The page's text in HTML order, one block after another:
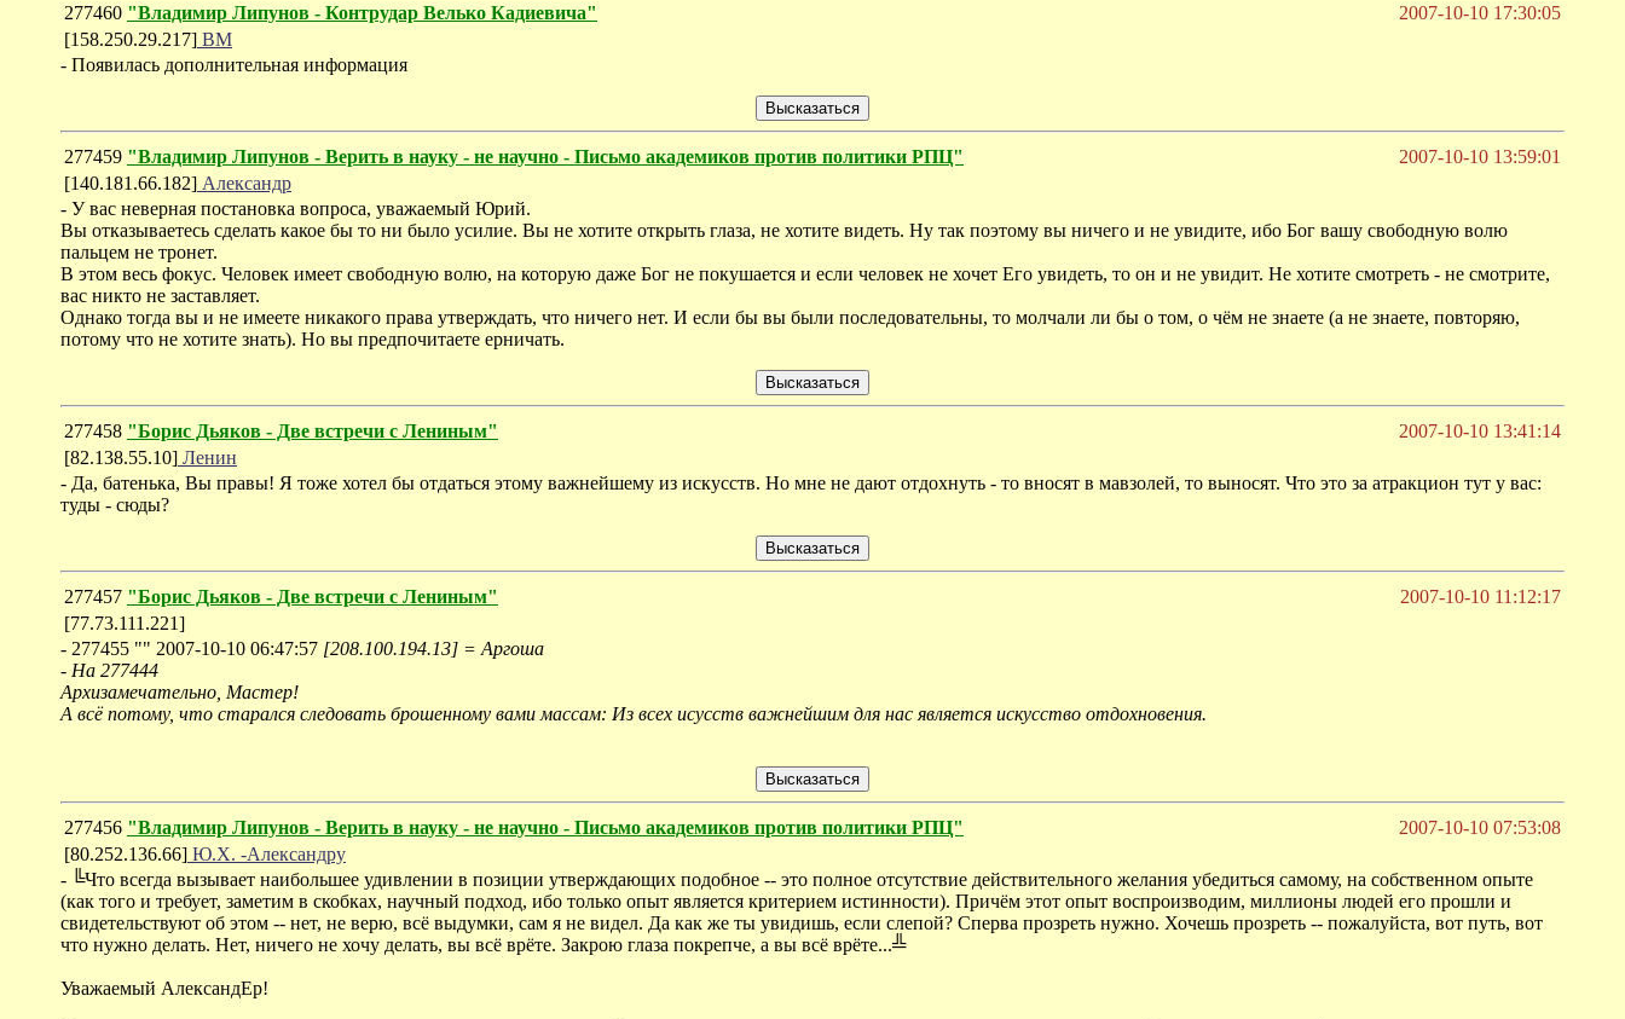
277460 "Владимир Липунов - Контрудар Велько Кадиевича"
2007-10-10 17:30:05
[158.250.29.217] ВМ
- Появилась дополнительная информация
277459 "Владимир Липунов - Верить в науку - не научно - Письмо академиков против политики РПЦ"
2007-10-10 13:59:01
[140.181.66.182] Александр
- У вас неверная постановка вопроса, уважаемый Юрий.
Вы отказываетесь сделать какое бы то ни было усилие. Вы не хотите открыть глаза, не хотите видеть. Ну так поэтому вы ничего и не увидите, ибо Бог вашу свободную волю
пальцем не тронет.
В этом весь фокус. Человек имеет свободную волю, на которую даже Бог не покушается и если человек не хочет Его увидеть, то он и не увидит. Не хотите смотреть - не смотрите,
вас никто не заставляет.
Однако тогда вы и не имеете никакого права утверждать, что ничего нет. И если бы вы были последовательны, то молчали ли бы о том, о чём не знаете (а не знаете, повторяю,
потому что не хотите знать). Но вы предпочитаете ерничать.
277458 "Борис Дьяков - Две встречи с Лениным"
2007-10-10 13:41:14
[82.138.55.10] Ленин
- Да, батенька, Вы правы! Я тоже хотел бы отдаться этому важнейшему из искусств. Но мне не дают отдохнуть - то вносят в мавзолей, то выносят. Что это за атракцион тут у вас:
туды - сюды?
277457 "Борис Дьяков - Две встречи с Лениным"
2007-10-10 11:12:17
[77.73.111.221]
- 277455 "" 2007-10-10 06:47:57 [208.100.194.13] = Аргоша
- На 277444
Архизамечательно, Мастер!
А всё потому, что старался следовать брошенному вами массам: Из всех исусств важнейшим для нас является искусство отдохновения.
277456 "Владимир Липунов - Верить в науку - не научно - Письмо академиков против политики РПЦ"
2007-10-10 07:53:08
[80.252.136.66] Ю.Х. -Александру
- ╚Что всегда вызывает наибольшее удивлении в позиции утверждающих подобное -- это полное отсутствие действительного желания убедиться самому, на собственном опыте
(как того и требует, заметим в скобках, научный подход, ибо только опыт является критерием истинности). Причём этот опыт воспроизводим, миллионы людей его прошли и
свидетельствуют об этом -- нет, не верю, всё выдумки, сам я не видел. Да как же ты увидишь, если слепой? Сперва прозреть нужно. Хочешь прозреть -- пожалуйста, вот путь, вот
что нужно делать. Нет, ничего не хочу делать, вы всё врёте. Закрою глаза покрепче, а вы всё врёте...╩
Уважаемый АлександЕр!